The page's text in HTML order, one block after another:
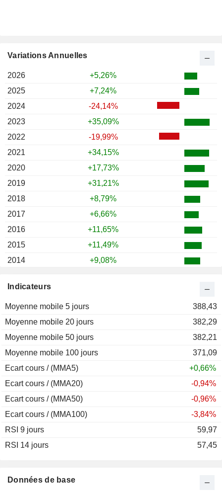
Données de base
Indicateurs
Moyenne mobile 5 jours
388,43
Moyenne mobile 20 jours
382,29
Moyenne mobile 50 jours
382,21
Moyenne mobile 100 jours
371,09
Ecart cours / (MMA5)
+0,66%
Ecart cours / (MMA20)
-0,94%
Ecart cours / (MMA50)
-0,96%
Ecart cours / (MMA100)
-3,84%
RSI 9 jours
59,97
RSI 14 jours
57,45
Variations Annuelles
2026
+5,26%
2025
+7,24%
2024
-24,14%
2023
+35,09%
2022
-19,99%
2021
+34,15%
2020
+17,73%
2019
+31,21%
2018
+8,79%
2017
+6,66%
2016
+11,65%
2015
+11,49%
2014
+9,08%
2012
2011
2010
+6,51%
2009
+25,20%
2008
-36,42%
2007
2006
2005
2004
2003
2002
2000